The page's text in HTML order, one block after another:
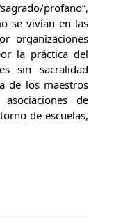
profano”,
se vivían en las
organizaciones
la práctica del
sin sacralidad
de los maestros
de
de escuelas,